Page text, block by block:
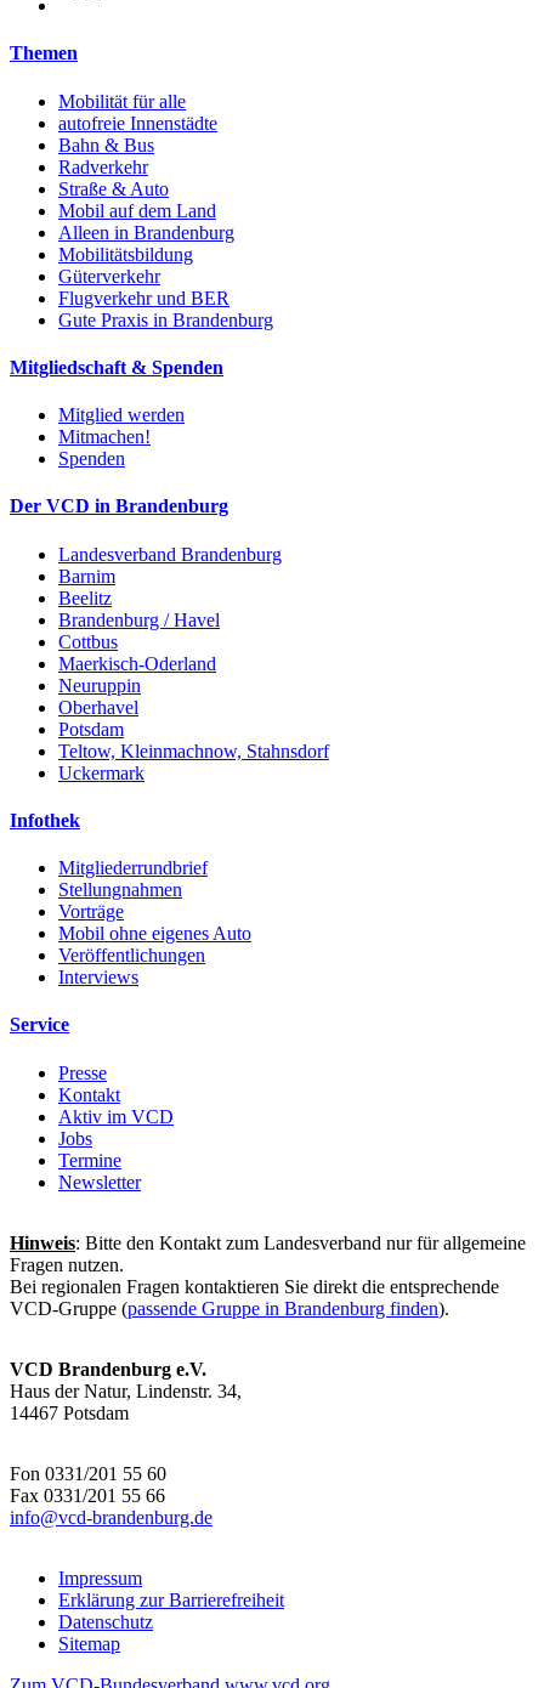
Themen
Mobilität für alle
autofreie Innenstädte
Bahn & Bus
Radverkehr
Straße & Auto
Mobil auf dem Land
Alleen in Brandenburg
Mobilitätsbildung
Güterverkehr
Flugverkehr und BER
Gute Praxis in Brandenburg
Mitgliedschaft & Spenden
Mitglied werden
Mitmachen!
Spenden
Der VCD in Brandenburg
Landesverband Brandenburg
Barnim
Beelitz
Brandenburg / Havel
Cottbus
Maerkisch-Oderland
Neuruppin
Oberhavel
Potsdam
Teltow, Kleinmachnow, Stahnsdorf
Uckermark
Infothek
Mitgliederrundbrief
Stellungnahmen
Vorträge
Mobil ohne eigenes Auto
Veröffentlichungen
Interviews
Service
Presse
Kontakt
Aktiv im VCD
Jobs
Termine
Newsletter
Hinweis: Bitte den Kontakt zum Landesverband nur für allgemeine
Fragen nutzen.
Bei regionalen Fragen kontaktieren Sie direkt die entsprechende
VCD-Gruppe (passende Gruppe in Brandenburg finden).
VCD Brandenburg e.V.
Haus der Natur, Lindenstr. 34,
14467 Potsdam
Fon 0331/201 55 60
Fax 0331/201 55 66
info@vcd-brandenburg.de
Impressum
Erklärung zur Barrierefreiheit
Datenschutz
Sitemap